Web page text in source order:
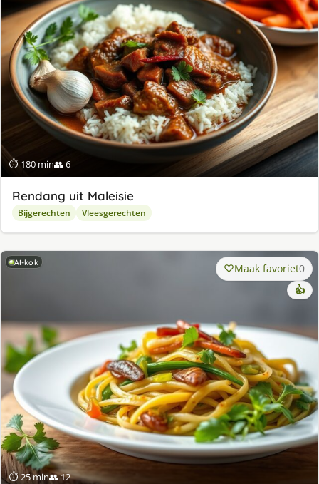
⏱ 180 min👥 6
Rendang uit Maleisie
Bijgerechten Vleesgerechten
AI-kok
⏱ 25 min👥 12
Maak favoriet0
👍